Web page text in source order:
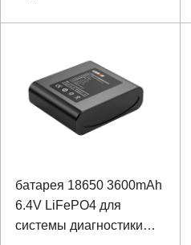
батарея 18650 3600mAh
6.4V LiFePO4 для
системы диагностики